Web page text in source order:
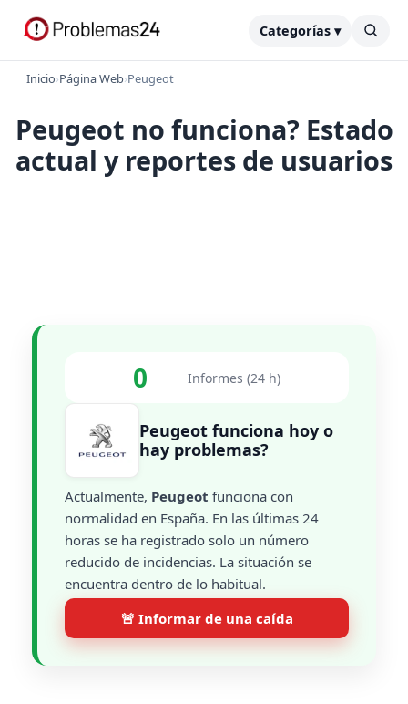
Categorías ▾
Inicio›Página Web›Peugeot
Peugeot no funciona? Estado
actual y reportes de usuarios
0 Informes (24 h)
Peugeot funciona hoy o
hay problemas?
Actualmente, Peugeot funciona con
normalidad en España. En las últimas 24
horas se ha registrado solo un número
reducido de incidencias. La situación se
encuentra dentro de lo habitual.
🚨 Informar de una caída